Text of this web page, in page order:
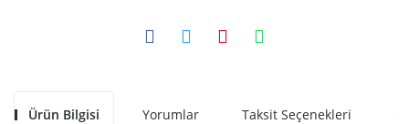
Ürün Bilgisi Yorumlar Taksit Seçenekleri